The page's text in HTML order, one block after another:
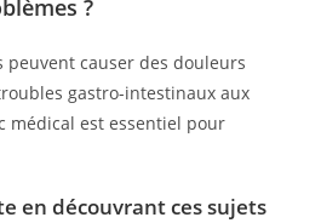
?
causer des douleurs
gastro-intestinaux aux
médical est essentiel pour
en découvrant ces sujets